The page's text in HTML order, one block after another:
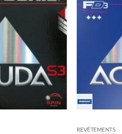
Ajouter
souhaits
REVÊTEMENTS